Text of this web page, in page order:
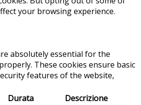
your browsing experience.
absolutely essential for the
These cookies ensure basic
features of the website,
Durata Descrizione